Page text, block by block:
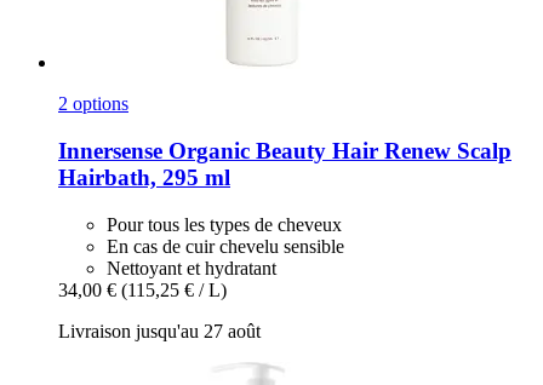
2 options
Innersense Organic Beauty Hair Renew Scalp
Hairbath, 295 ml
Pour tous les types de cheveux
En cas de cuir chevelu sensible
Nettoyant et hydratant
34,00 € (115,25 € / L)
Livraison jusqu'au 27 août